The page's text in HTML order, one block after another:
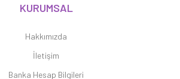
KURUMSAL
Hakkımızda
İletişim
Banka Hesap Bilgileri